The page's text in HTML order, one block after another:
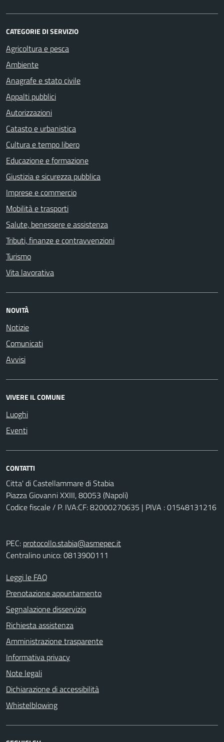
CATEGORIE DI SERVIZIO
Agricoltura e pesca
Ambiente
Anagrafe e stato civile
Appalti pubblici
Autorizzazioni
Catasto e urbanistica
Cultura e tempo libero
Educazione e formazione
Giustizia e sicurezza pubblica
Imprese e commercio
Mobilità e trasporti
Salute, benessere e assistenza
Tributi, finanze e contravvenzioni
Turismo
Vita lavorativa
NOVITÀ
Notizie
Comunicati
Avvisi
VIVERE IL COMUNE
Luoghi
Eventi
CONTATTI
Citta' di Castellammare di Stabia
Piazza Giovanni XXIII, 80053 (Napoli)
Codice fiscale / P. IVA:CF: 82000270635 | PIVA : 01548131216
PEC: protocollo.stabia@asmepec.it
Centralino unico: 0813900111
Leggi le FAQ
Prenotazione appuntamento
Segnalazione disservizio
Richiesta assistenza
Amministrazione trasparente
Informativa privacy
Note legali
Dichiarazione di accessibilità
Whistelblowing